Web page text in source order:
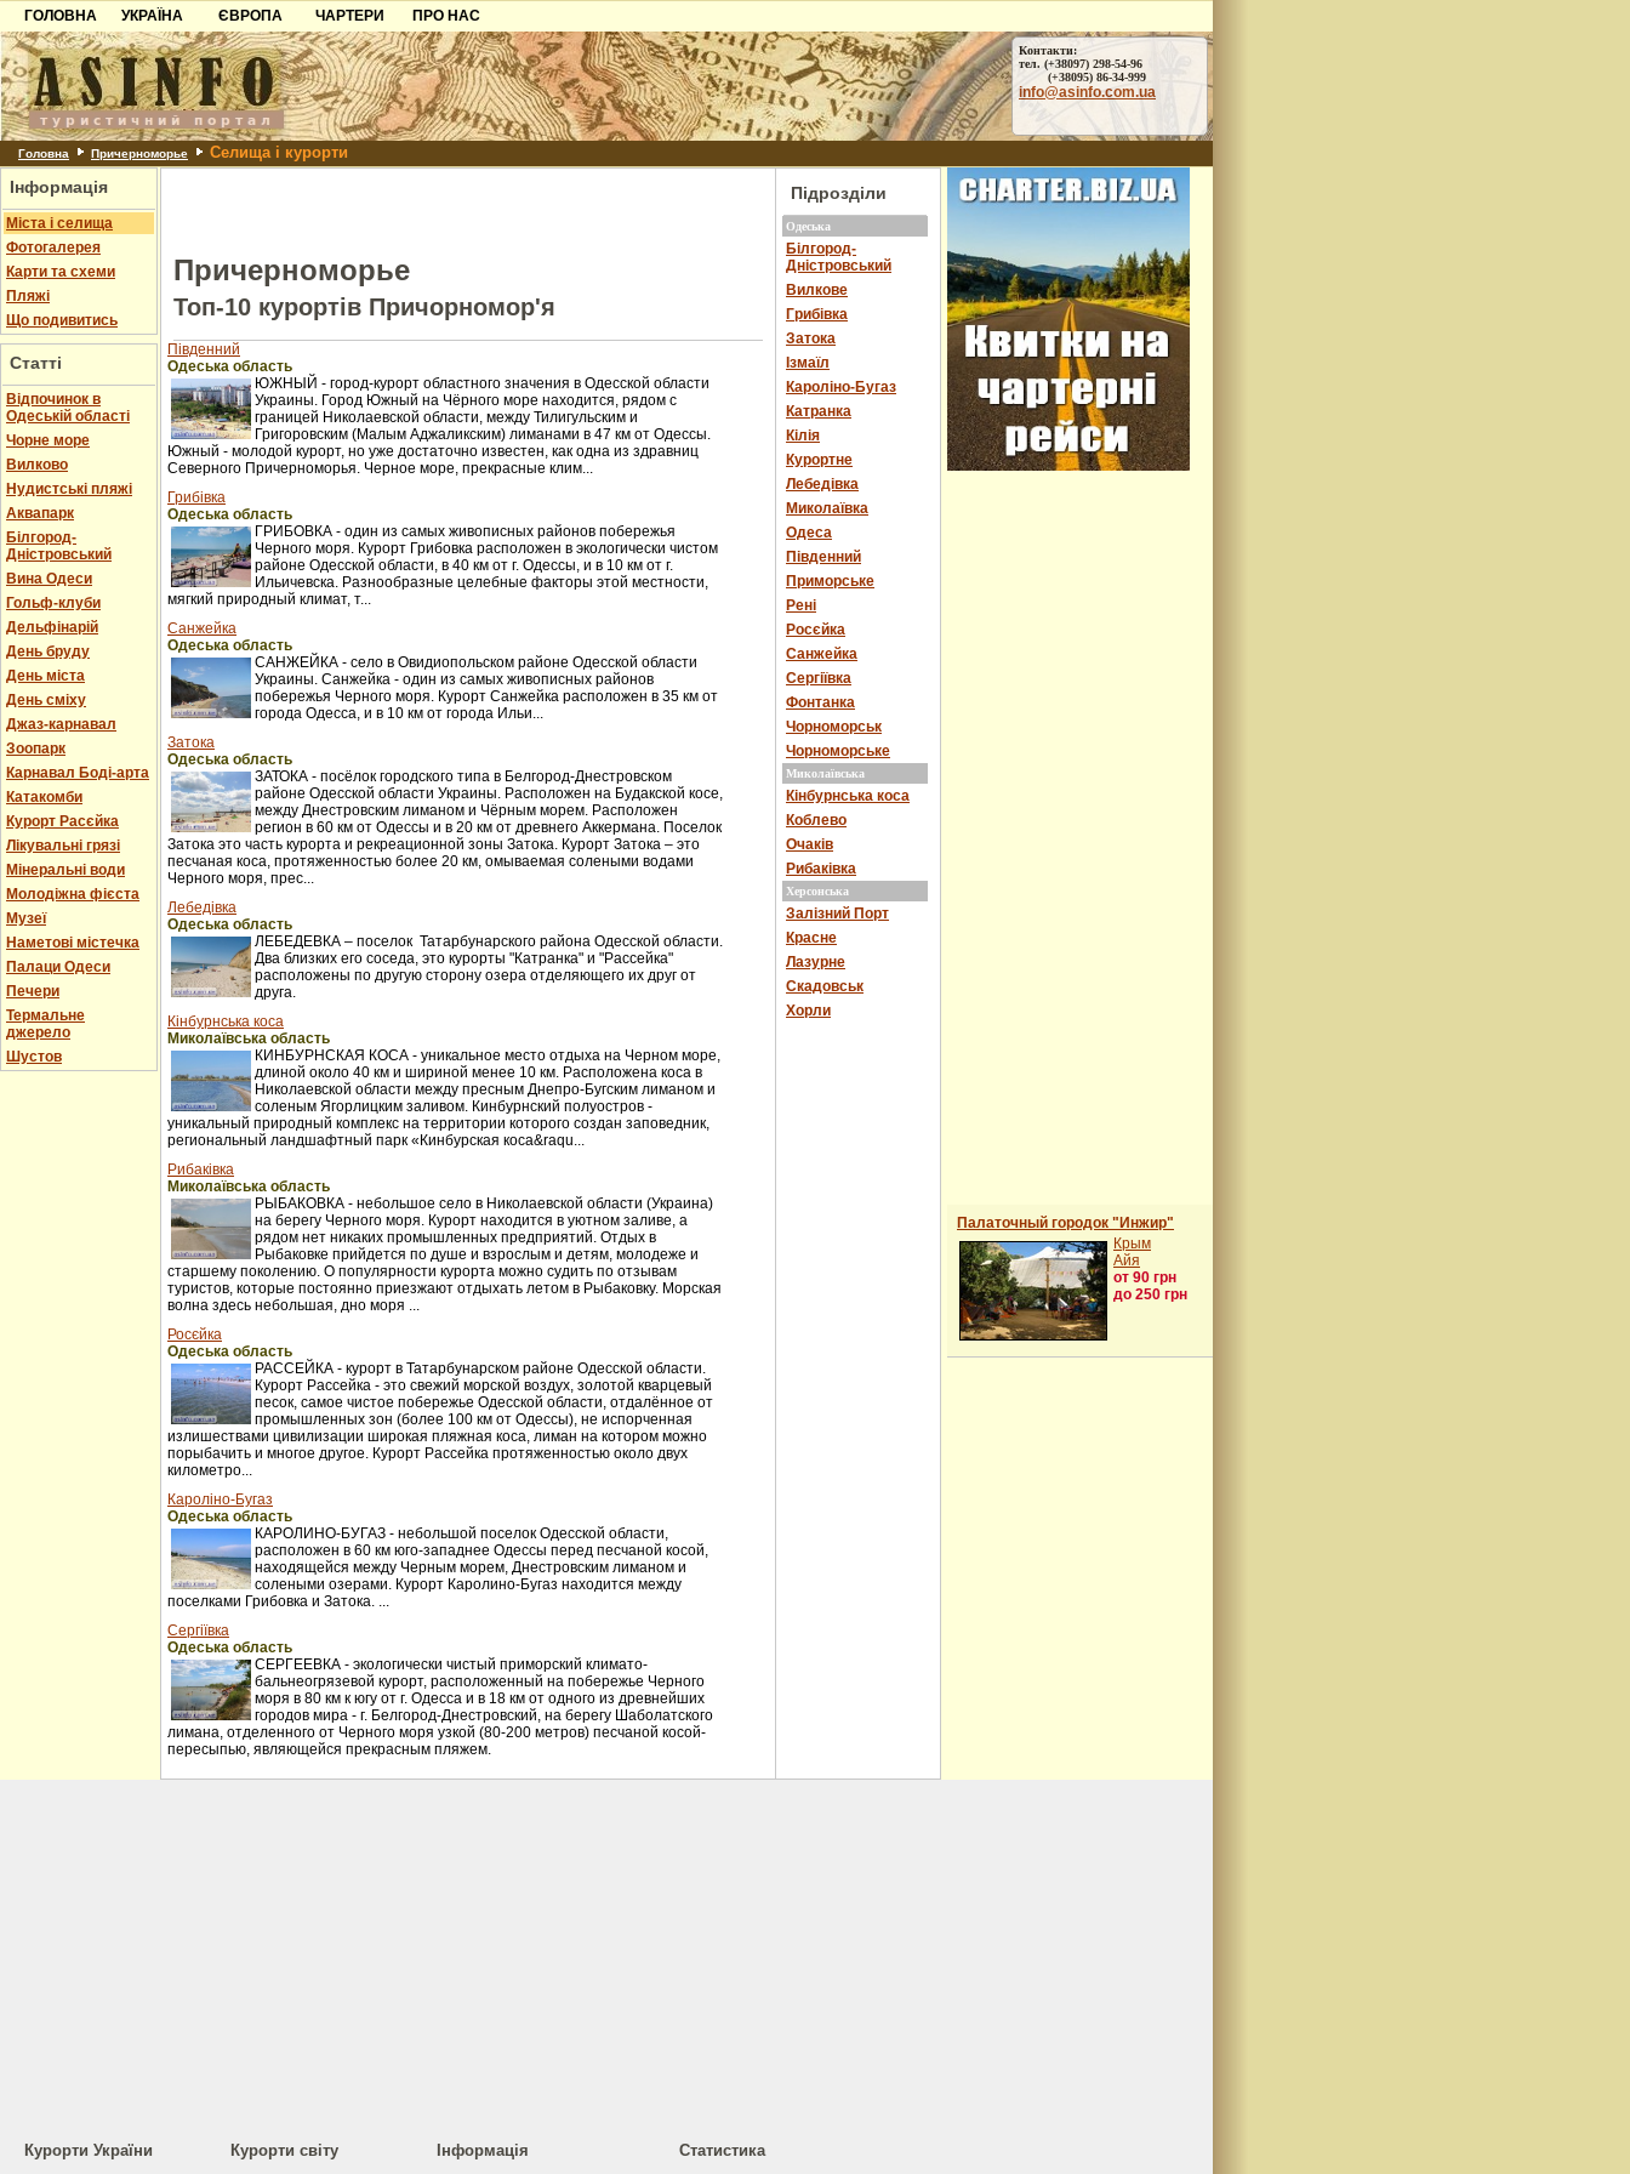
ГОЛОВНА
УКРАЇНА
Карпати
Азов
Причорноморря
Шацьк
ЄВРОПА
Чорногорія
Хорватія
Болгарія
Албанія
ЧАРТЕРИ
ПРО НАС
Контакти
Партнерам
Додати готель
Контакти:
тел. (+38097) 298-54-96
(+38095) 86-34-999
info@asinfo.com.ua
Головна Причерноморье Селища і курорти
Інформація
Міста і селища
Фотогалерея
Карти та схеми
Пляжі
Що подивитись
Статті
Відпочинок в
Одеській області
Чорне море
Вилково
Нудистські пляжі
Аквапарк
Білгород-
Дністровський
Вина Одеси
Гольф-клуби
Дельфінарій
День бруду
День міста
День сміху
Джаз-карнавал
Зоопарк
Карнавал Боді-арта
Катакомби
Курорт Расєйка
Лікувальні грязі
Мінеральні води
Молодіжна фієста
Музеї
Наметові містечка
Палаци Одеси
Печери
Термальне
джерело
Шустов
Причерноморье
Топ-10 курортів Причорномор'я
Південний
Одеська область
ЮЖНЫЙ - город-курорт областного значения в Одесской области
Украины. Город Южный на Чёрного море находится, рядом с
границей Николаевской области, между Тилигульским и
Григоровским (Малым Аджаликским) лиманами в 47 км от Одессы.
Южный - молодой курорт, но уже достаточно известен, как одна из здравниц
Северного Причерноморья. Черное море, прекрасные клим...
Грибівка
Одеська область
ГРИБОВКА - один из самых живописных районов побережья
Черного моря. Курорт Грибовка расположен в экологически чистом
районе Одесской области, в 40 км от г. Одессы, и в 10 км от г.
Ильичевска. Разнообразные целебные факторы этой местности,
мягкий природный климат, т...
Санжейка
Одеська область
САНЖЕЙКА - село в Овидиопольском районе Одесской области
Украины. Санжейка - один из самых живописных районов
побережья Черного моря. Курорт Санжейка расположен в 35 км от
города Одесса, и в 10 км от города Ильи...
Затока
Одеська область
ЗАТОКА - посёлок городского типа в Белгород-Днестровском
районе Одесской области Украины. Расположен на Будакской косе,
между Днестровским лиманом и Чёрным морем. Расположен
регион в 60 км от Одессы и в 20 км от древнего Аккермана. Поселок
Затока это часть курорта и рекреационной зоны Затока. Курорт Затока – это
песчаная коса, протяженностью более 20 км, омываемая солеными водами
Черного моря, прес...
Лебедівка
Одеська область
ЛЕБЕДЕВКА – поселок Татарбунарского района Одесской области.
Два близких его соседа, это курорты "Катранка" и "Рассейка"
расположены по другую сторону озера отделяющего их друг от
друга.
Кінбурнська коса
Миколаївська область
КИНБУРНСКАЯ КОСА - уникальное место отдыха на Черном море,
длиной около 40 км и шириной менее 10 км. Расположена коса в
Николаевской области между пресным Днепро-Бугским лиманом и
соленым Ягорлицким заливом. Кинбурнский полуостров -
уникальный природный комплекс на территории которого создан заповедник,
региональный ландшафтный парк «Кинбурская коса&raqu...
Рибаківка
Миколаївська область
РЫБАКОВКА - небольшое село в Николаевской области (Украина)
на берегу Черного моря. Курорт находится в уютном заливе, а
рядом нет никаких промышленных предприятий. Отдых в
Рыбаковке прийдется по душе и взрослым и детям, молодеже и
старшему поколению. О популярности курорта можно судить по отзывам
туристов, которые постоянно приезжают отдыхать летом в Рыбаковку. Морская
волна здесь небольшая, дно моря ...
Росєйка
Одеська область
РАССЕЙКА - курорт в Татарбунарском районе Одесской области.
Курорт Рассейка - это свежий морской воздух, золотой кварцевый
песок, самое чистое побережье Одесской области, отдалённое от
промышленных зон (более 100 км от Одессы), не испорченная
излишествами цивилизации широкая пляжная коса, лиман на котором можно
порыбачить и многое другое. Курорт Рассейка протяженностью около двух
километро...
Кароліно-Бугаз
Одеська область
КАРОЛИНО-БУГАЗ - небольшой поселок Одесской области,
расположен в 60 км юго-западнее Одессы перед песчаной косой,
находящейся между Черным морем, Днестровским лиманом и
солеными озерами. Курорт Каролино-Бугаз находится между
поселками Грибовка и Затока. ...
Сергіївка
Одеська область
СЕРГЕЕВКА - экологически чистый приморский климато-
бальнеогрязевой курорт, расположенный на побережье Черного
моря в 80 км к югу от г. Одесса и в 18 км от одного из древнейших
городов мира - г. Белгород-Днестровский, на берегу Шаболатского
лимана, отделенного от Черного моря узкой (80-200 метров) песчаной косой-
пересыпью, являющейся прекрасным пляжем.
Підрозділи
Одеська
Білгород-
Дністровський
Вилкове
Грибівка
Затока
Ізмаїл
Кароліно-Бугаз
Катранка
Кілія
Курортне
Лебедівка
Миколаївка
Одеса
Південний
Приморське
Рені
Росєйка
Санжейка
Сергіївка
Фонтанка
Чорноморськ
Чорноморське
Миколаївська
Кінбурнська коса
Коблево
Очаків
Рибаківка
Херсонська
Залізний Порт
Красне
Лазурне
Скадовськ
Хорли
Палаточный городок "Инжир"
Крым
Айя
от 90 грн
до 250 грн
Курорти України Курорти світу Інформація Статистика